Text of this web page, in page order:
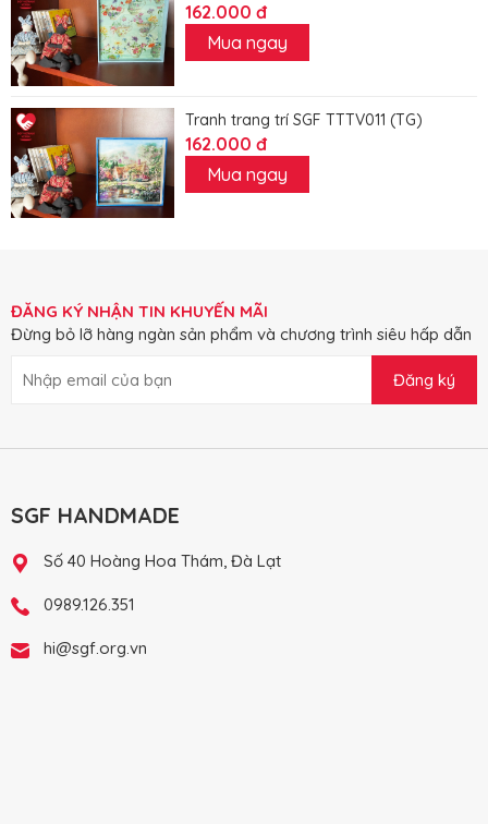
162.000 đ
Mua ngay
Tranh trang trí SGF TTTV011 (TG)
162.000 đ
Mua ngay
ĐĂNG KÝ NHẬN TIN KHUYẾN MÃI
Đừng bỏ lỡ hàng ngàn sản phẩm và chương trình siêu hấp dẫn
Đăng ký
SGF HANDMADE
Số 40 Hoàng Hoa Thám, Đà Lạt
0989.126.351
hi@sgf.org.vn